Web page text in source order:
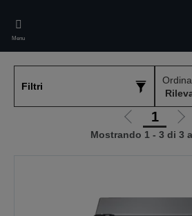
main
content
Menu
Filtri
Vai
alla
1
Vai
Mostrando 1 - 3 di 3